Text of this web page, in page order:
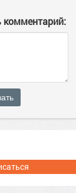
комментарий: